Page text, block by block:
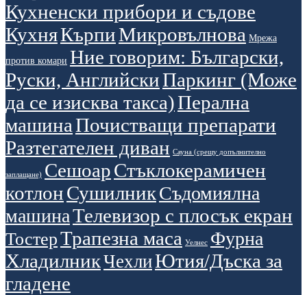
Кухненски прибори и съдове
КухняКърпиМикровълнова Мрежа
против комари Ние говорим: Български,
Руски, АнглийскиПаркинг (Може
да се изисква такса)Перална
машинаПочистващи препарати
Разтегателен диван Сауна (срещу допълнително
заплащане) СешоарСтъклокерамичен
котлонСушилникСъдомиялна
машинаТелевизор с плосък екран
ТостерТрапезна маса Уелнес Фурна
ХладилникЧехлиЮтия/Дъска за
гладене